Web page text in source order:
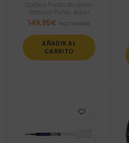
Dardos Punta de acero
Harrows Punta Acero
149,95€ Iva incluido
AÑADIR AL
CARRITO